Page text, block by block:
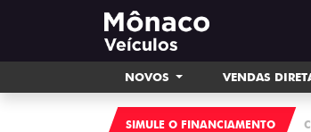
NOVOS VENDAS
SIMULE O FINANCIAMENTO